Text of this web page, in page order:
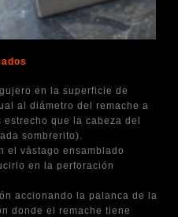
en la superficie de
al diámetro del remache a
que la cabeza del
sombrerito).
el vástago ensamblado
en la perforación
accionando la palanca de la
donde el remache tiene